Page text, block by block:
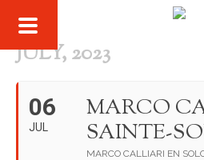
JULY, 2023
06
JUL
MARCO
SAINTE-
MARCO CALLIARI EN